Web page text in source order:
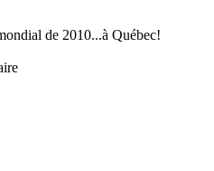
de 2010...à Québec!